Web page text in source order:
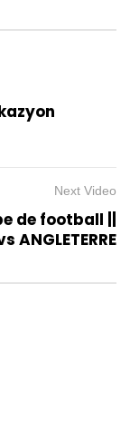
Next Video
de football ||
ANGLETERRE